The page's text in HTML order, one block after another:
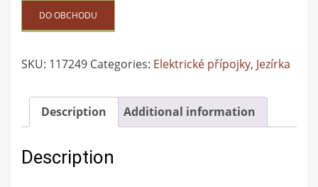
DO OBCHODU
SKU: 117249 Categories: Elektrické přípojky, Jezírka
Description Additional information
Description